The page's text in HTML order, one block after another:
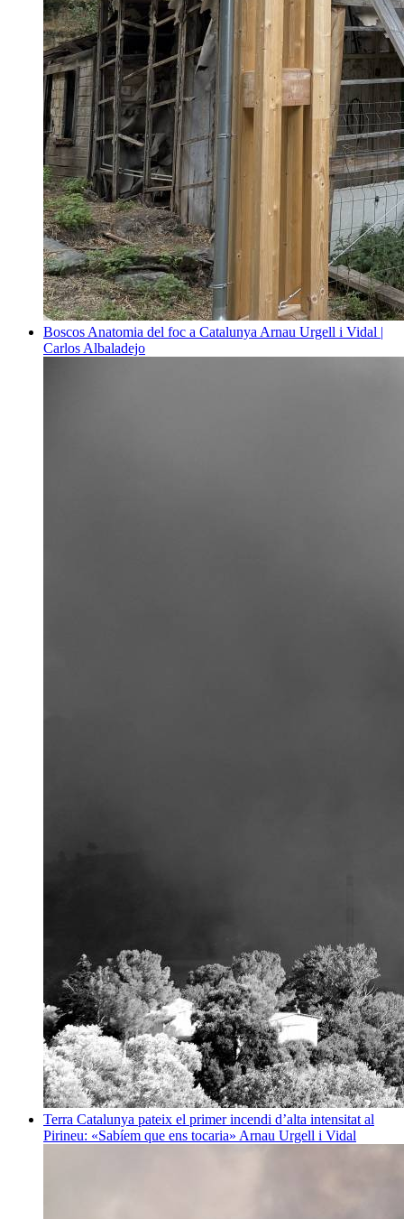
Boscos Anatomia del foc a Catalunya Arnau Urgell i Vidal |
Carlos Albaladejo
Terra Catalunya pateix el primer incendi d’alta intensitat al
Pirineu: «Sabíem que ens tocaria» Arnau Urgell i Vidal